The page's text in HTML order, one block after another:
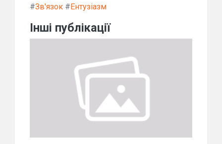
#Зв'язок #Ентузіазм
Інші публікації